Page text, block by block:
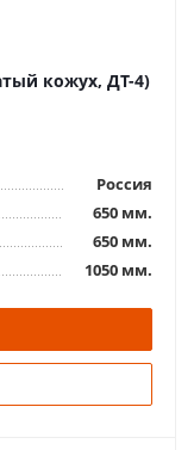
460 мм.
кожух, ДТ-4)
Россия
650 мм.
650 мм.
1050 мм.